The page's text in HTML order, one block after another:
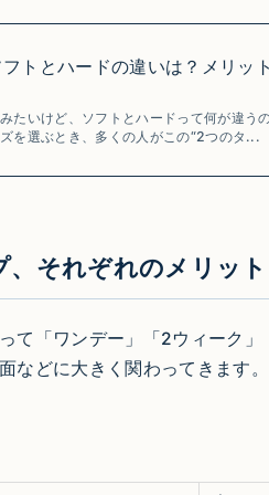
トとハードの違いは？メリッ
たいけど、ソフトとハードって何が違う
を選ぶとき、多くの人がこの“2つのタ...
それぞれのメリッ
て「ワンデー」「2ウィーク」
などに大きく関わってきます。